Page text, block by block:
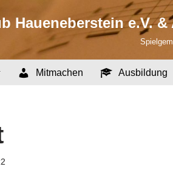
Haueneberstein e.V.
Mitmachen Ausbildung